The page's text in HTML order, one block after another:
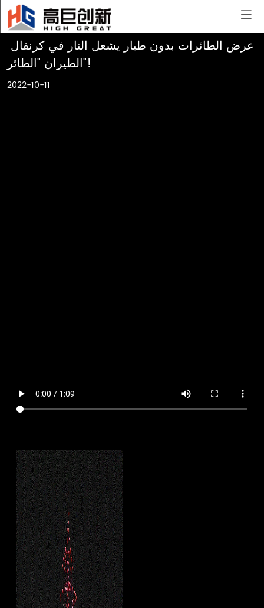
الطيران "الطائر"!
2022-10-11